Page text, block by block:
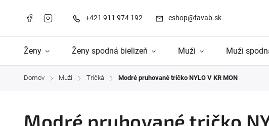
+421 911 974 192 eshop@favab.sk
Ženy Ženy spodná bielizeň Muži Muži
Domov / Muži / Tričká / Modré pruhované tričko NYLO V KR MON
Modré pruhované tričko